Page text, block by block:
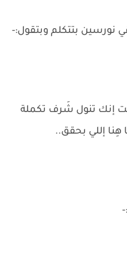
نورسين بتتكلم وبتقول:-
إنك تنول شَرف تكملة
هِنا إللي بحقق..